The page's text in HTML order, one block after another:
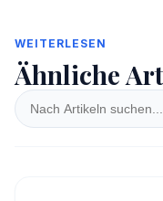
WEITERLESEN
Ähnliche